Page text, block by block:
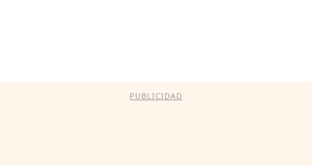
PUBLICIDAD